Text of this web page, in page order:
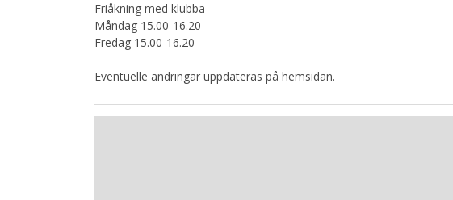
Friåkning med klubba
Måndag 15.00-16.20
Fredag 15.00-16.20
Eventuelle ändringar uppdateras på hemsidan.